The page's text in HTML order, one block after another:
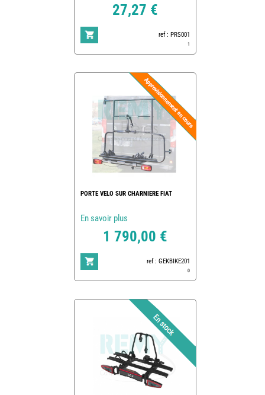
27,27 €
ref : PRS001
1
PORTE VELO SUR CHARNIERE FIAT
En savoir plus
1 790,00 €
ref : GEKBIKE201
0